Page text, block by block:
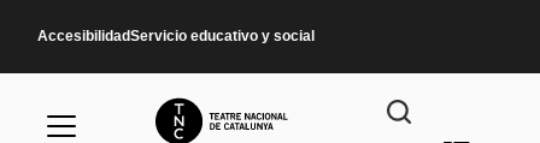
AccesibilidadServicio educativo y social
Menú